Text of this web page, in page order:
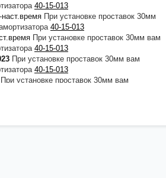
40-15-013
-наст.время При установке проставок 30мм
40-15-013
При установке проставок 30мм вам
40-15-013
При установке проставок 30мм вам
40-15-013
При установке проставок 30мм вам